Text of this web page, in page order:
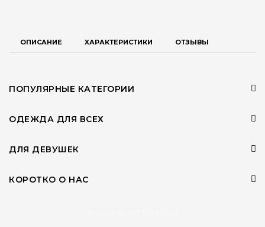
ОПИСАНИЕ ХАРАКТЕРИСТИКИ ОТЗЫВЫ
ПОПУЛЯРНЫЕ КАТЕГОРИИ
ОДЕЖДА ДЛЯ ВСЕХ
ДЛЯ ДЕВУШЕК
КОРОТКО О НАС